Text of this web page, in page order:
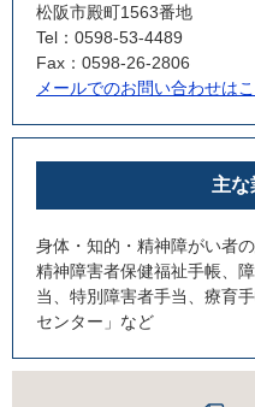
松阪市殿町1563番地
Tel：0598-53-4489
Fax：0598-26-2806
メールでのお問い合わせは
主な
身体・知的・精神障がい者
精神障害者保健福祉手帳、
当、特別障害者手当、療育
センター」など